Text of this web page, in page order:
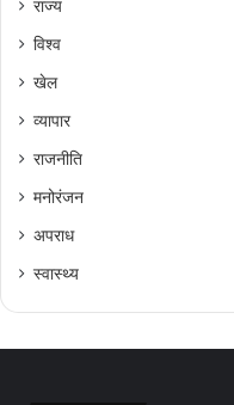
राज्य
विश्व
खेल
व्यापार
राजनीति
मनोरंजन
अपराध
स्वास्थ्य